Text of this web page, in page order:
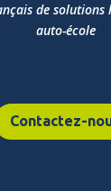
de solutions
auto-école
Contactez-